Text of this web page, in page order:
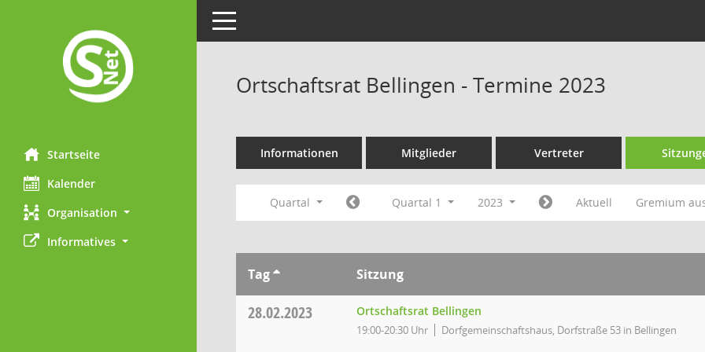
Startseite
Kalender
Organisation
Informatives
Toggle navigation
Ortschaftsrat Bellingen - Termine 2023
Informationen Mitglieder Vertreter
Quartal Quartal 1 2023 Aktuell Gremium
Tag Sitzung
28.02.2023 Ortschaftsrat Bellingen
19:00-20:30 Uhr Dorfgemeinschaftshaus, Dorfstraße 53 in Bellingen